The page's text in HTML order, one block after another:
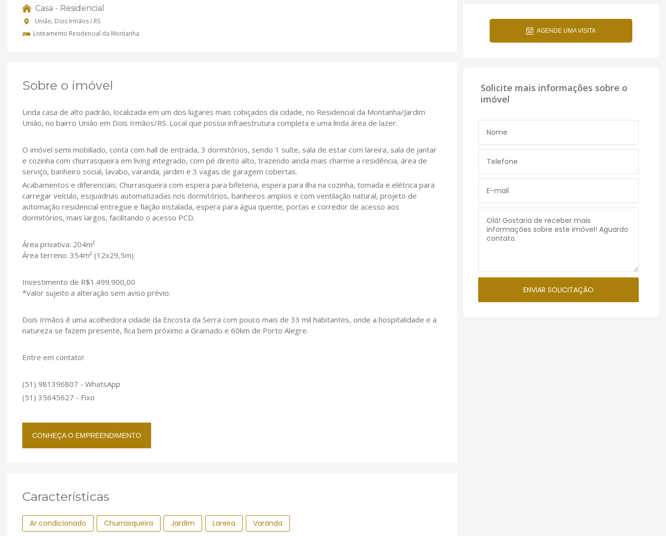
Casa - Residencial
União, Dois Irmãos / RS
Loteamento Residencial da Montanha
Sobre o imóvel
Linda casa de alto padrão, localizada em um dos lugares mais cobiçados da cidade, no Residencial da Montanha/Jardim
União, no bairro União em Dois Irmãos/RS. Local que possui infraestrutura completa e uma linda área de lazer.
O imóvel semi mobiliado, conta com hall de entrada, 3 dormitórios, sendo 1 suíte, sala de estar com lareira, sala de jantar
e cozinha com churrasqueira em living integrado, com pé direito alto, trazendo ainda mais charme a residência, área de
serviço, banheiro social, lavabo, varanda, jardim e 3 vagas de garagem cobertas.
Acabamentos e diferenciais: Churrasqueira com espera para bifeteria, espera para ilha na cozinha, tomada e elétrica para
carregar veículo, esquadrias automatizadas nos dormitórios, banheiros amplos e com ventilação natural, projeto de
automação residencial entregue e fiação instalada, espera para água quente, portas e corredor de acesso aos
dormitórios, mais largos, facilitando o acesso PCD.
Área privativa: 204m²
Área terreno: 354m² (12x29,5m)
Investimento de R$1.499.900,00
*Valor sujeito a alteração sem aviso prévio.
Dois Irmãos é uma acolhedora cidade da Encosta da Serra com pouco mais de 33 mil habitantes, onde a hospitalidade e a
natureza se fazem presente, fica bem próximo a Gramado e 60km de Porto Alegre.
Entre em contato!
(51) 981396807 - WhatsApp
(51) 35645627 - Fixo
CONHEÇA O EMPREENDIMENTO
Características
Ar condicionado Churrasqueira Jardim Lareira Varanda
AGENDE UMA VISITA
Solicite mais informações sobre o
imóvel